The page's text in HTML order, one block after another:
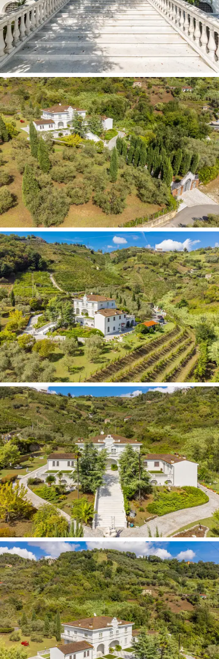
La villa bénéficie d'un emplacement stratégique qui lui
permet d'accéder facilement aux commodités de la
ville de Massa Carrara, ainsi qu'aux nombreuses
attractions culturelles et naturelles de la région
environnante. Sa situation privilégiée permet aux
résidents de jouir d'une intimité inégalée et de vues
panoramiques à couper le souffle sur le paysage
environnant.
En conclusion, cette villa représente une solution de
style de vie prestigieuse et raffinée à Massa Carrara ;
elle offre une opportunité unique de vivre dans l'intimité
et la tranquillité, dans un contexte de beauté naturelle
et de confort inégalés.